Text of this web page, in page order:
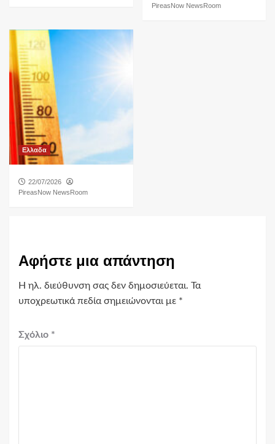
PireasNow NewsRoom
Ελλαδα
22/07/2026
PireasNow NewsRoom
Αφήστε μια απάντηση
Η ηλ. διεύθυνση σας δεν δημοσιεύεται. Τα
υποχρεωτικά πεδία σημειώνονται με *
Σχόλιο *